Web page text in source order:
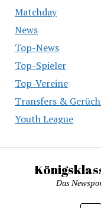
Matchday
News
Top-News
Top-Spieler
Top-Vereine
Transfers &
Youth League
Das